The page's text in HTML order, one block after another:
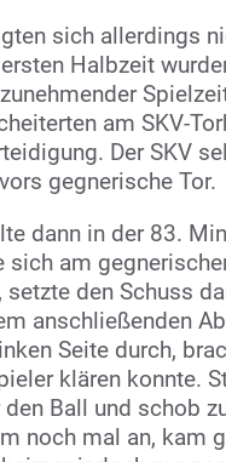
sich allerdings
Halbzeit
am SKV-
Der SKV
gegnerische Tor.
dann in der 83.
sich am
den Schuss
anschließenden
Seite durch,
klären konnte.
den Ball und schob
noch mal an, kam